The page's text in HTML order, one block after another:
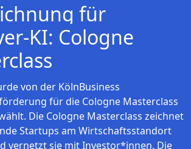
für
KI: Cologne
von der KölnBusiness
für die Cologne Masterclass
Die Cologne Masterclass zeichnet
Startups am Wirtschaftsstandort
vernetzt sie mit Investor*innen. Die